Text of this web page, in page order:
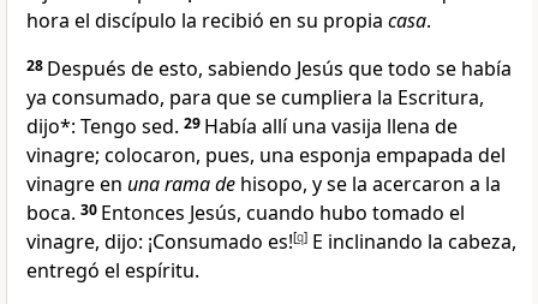
hora el discípulo la recibió en su propia casa.
28 Después de esto, sabiendo Jesús que todo se había
ya consumado, para que se cumpliera la Escritura,
dijo*: Tengo sed. 29 Había allí una vasija llena de
vinagre; colocaron, pues, una esponja empapada del
vinagre en una rama de hisopo, y se la acercaron a la
boca. 30 Entonces Jesús, cuando hubo tomado el
vinagre, dijo: ¡Consumado es![q] E inclinando la cabeza,
entregó el espíritu.